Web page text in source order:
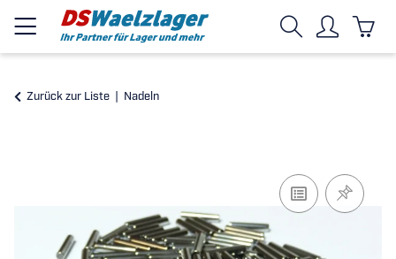
Zurück zur Liste Nadeln